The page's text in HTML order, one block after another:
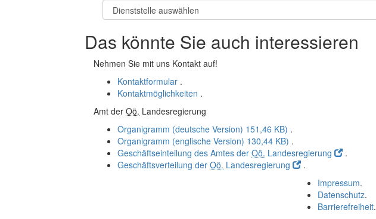
Das könnte Sie auch interessieren
Nehmen Sie mit uns Kontakt auf!
Kontaktformular .
Kontaktmöglichkeiten .
Amt der Oö. Landesregierung
Organigramm (deutsche Version) 151,46 KB) .
Organigramm (englische Version) 130,44 KB) .
Geschäftseinteilung des Amtes der Oö. Landesregierung
.
Geschäftsverteilung der Oö. Landesregierung
.
Impressum.
Datenschutz.
Barrierefreiheit.